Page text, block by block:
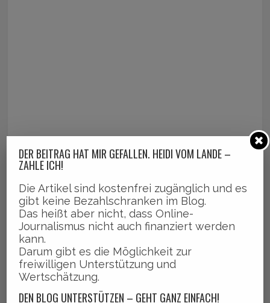
DER BEITRAG HAT MIR GEFALLEN. HEIDI VOM LANDE –
ZAHLE ICH!
Die Artikel sind kostenfrei zugänglich und es
gibt keine Bezahlschranken im Blog.
Das heißt aber nicht, dass Online-
Journalismus nicht auch finanziert werden
kann.
Darum gibt es die Möglichkeit zur
freiwilligen Unterstützung und
Wertschätzung.
DEN BLOG UNTERSTÜTZEN – GEHT GANZ EINFACH!